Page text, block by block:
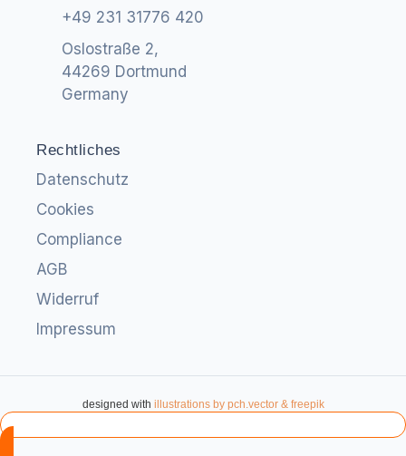
+49 231 31776 420
Oslostraße 2,
44269 Dortmund
Germany
Rechtliches
Datenschutz
Cookies
Compliance
AGB
Widerruf
Impressum
designed with illustrations by pch.vector & freepik